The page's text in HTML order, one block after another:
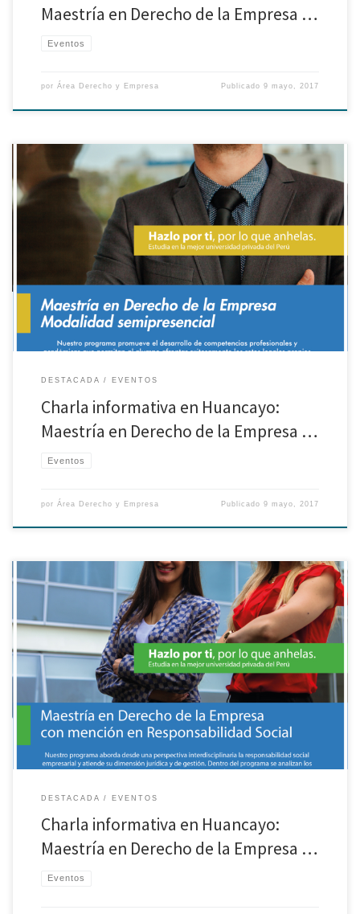
Maestría en Derecho de la Empresa …
Eventos
por Área Derecho y Empresa Publicado9 mayo, 2017
Los invitamos a participar de la charla informativa de la Maestría en
Derecho Empresa modalidad semipresencial en la provincia de Huancayo
a realizarse el 18 de Mayo. Ingreso libre previa inscripción en el siguiente
DESTACADA EVENTOS
Charla informativa en Huancayo:
Maestría en Derecho de la Empresa …
Eventos
por Área Derecho y Empresa Publicado9 mayo, 2017
Los invitamos a participar de la charla informativa de la Maestría en
Derecho Empresa con mención en Responsabilidad Social en el provincia
de Huancayo a realizarse el 18 de Mayo. Ingreso libre previa inscripción en
el siguiente enlace.
DESTACADA EVENTOS
Charla informativa en Huancayo:
Maestría en Derecho de la Empresa …
Eventos